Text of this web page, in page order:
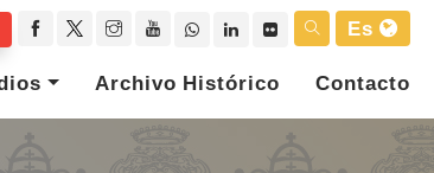
Es
Archivo Histórico Contacto